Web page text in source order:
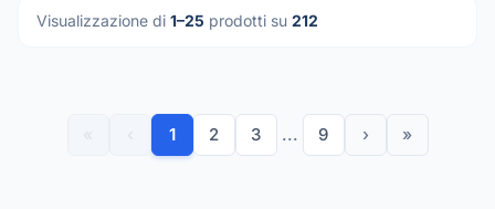
Visualizzazione di 1–25 prodotti su 212
1 2 3 ... 9 › »